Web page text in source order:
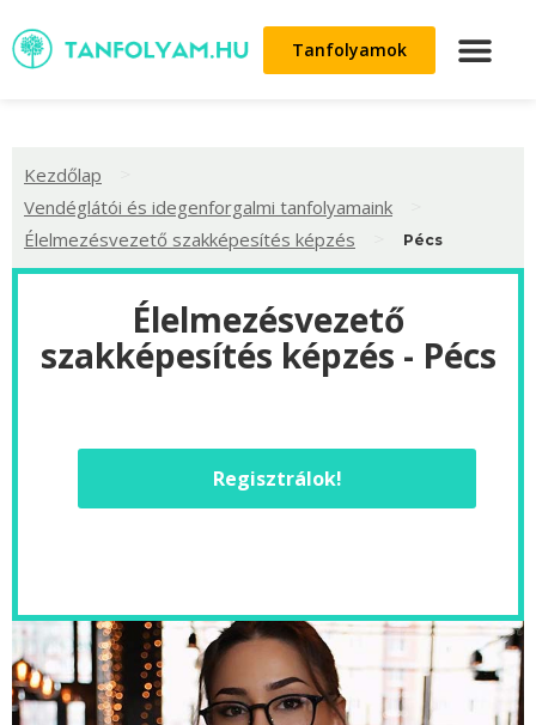
Tanfolyamok
Kezdőlap
Vendéglátói és idegenforgalmi tanfolyamaink
Élelmezésvezető szakképesítés képzés Pécs
Élelmezésvezető
szakképesítés képzés - Pécs
Regisztrálok!